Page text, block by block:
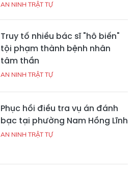
AN NINH TRẬT TỰ
Truy tố nhiều bác sĩ "hô biến"
tội phạm thành bệnh nhân
tâm thần
AN NINH TRẬT TỰ
Phục hồi điều tra vụ án đánh
bạc tại phường Nam Hồng Lĩnh
AN NINH TRẬT TỰ